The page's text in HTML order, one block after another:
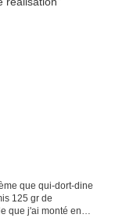
que qui-dort-dine
125 gr de
que j'ai monté en